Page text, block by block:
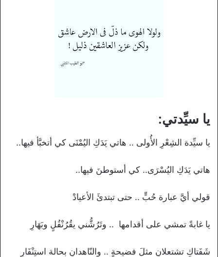
يا سيِّدتي:
يا سيِّدة الشِعْرِ الأُولى .. هاتي يَدَكِ اليُمْنَى كي أتخبَّأ فيها..
هاتي يَدَكِ اليُسْرَى.. كي أستوطنَ فيها..
قولي أيَّ عبارة حُبٍّ .. حتى تبتدئَ الأعيادْ
يا غابةً تمشي على أقدامها .. وتَرُشُّني يقُرُنْفُلٍ وبَهَارِ
شَفَتاكِ تشتعلانِ مثلَ فضيحةٍ .. والنّاهدانِ بحالة استِنْفَارِ